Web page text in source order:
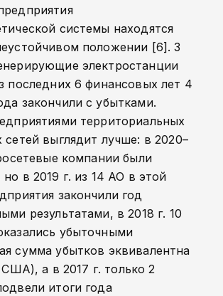
системы находятся
положении [6]. 3
электростанции
последних 6 финансовых лет 4
закончили с убытками.
территориальных
сетей выглядит лучше: в 2020–
компании были
в 2019 г. из 14 АО в этой
закончили год
результатами, в 2018 г. 10
убыточными
сумма убытков эквивалентна
а в 2017 г. только 2
итоги года